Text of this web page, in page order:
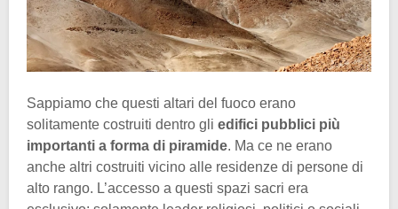
Sappiamo che questi altari del fuoco erano
solitamente costruiti dentro gli edifici pubblici più
importanti a forma di piramide. Ma ce ne erano
anche altri costruiti vicino alle residenze di persone di
alto rango. L’accesso a questi spazi sacri era